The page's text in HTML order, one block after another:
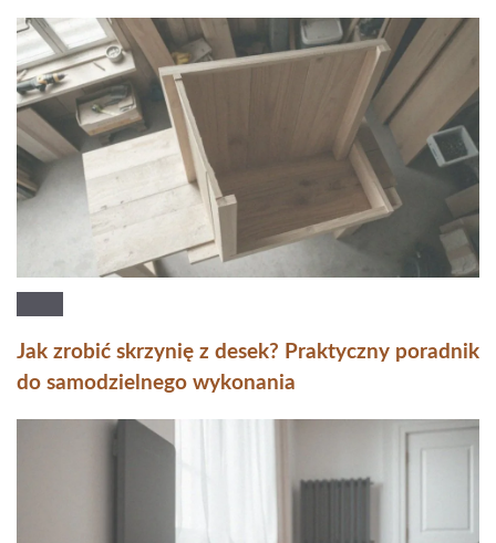
Jak zrobić skrzynię z desek? Praktyczny poradnik
do samodzielnego wykonania